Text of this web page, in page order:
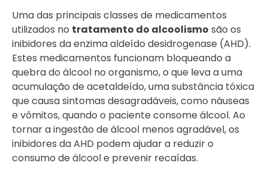
Uma das principais classes de medicamentos
utilizados no tratamento do alcoolismo são os
inibidores da enzima aldeído desidrogenase (AHD).
Estes medicamentos funcionam bloqueando a
quebra do álcool no organismo, o que leva a uma
acumulação de acetaldeído, uma substância tóxica
que causa sintomas desagradáveis, como náuseas
e vômitos, quando o paciente consome álcool. Ao
tornar a ingestão de álcool menos agradável, os
inibidores da AHD podem ajudar a reduzir o
consumo de álcool e prevenir recaídas.